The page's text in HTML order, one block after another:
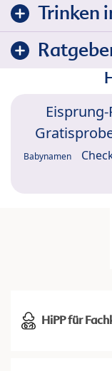
Trinken
Babynamen
HiPP für